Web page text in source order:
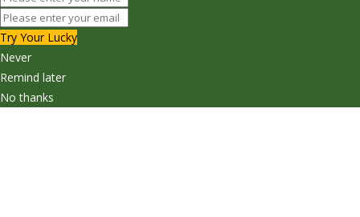
Try Your Lucky
Never
Remind later
No thanks